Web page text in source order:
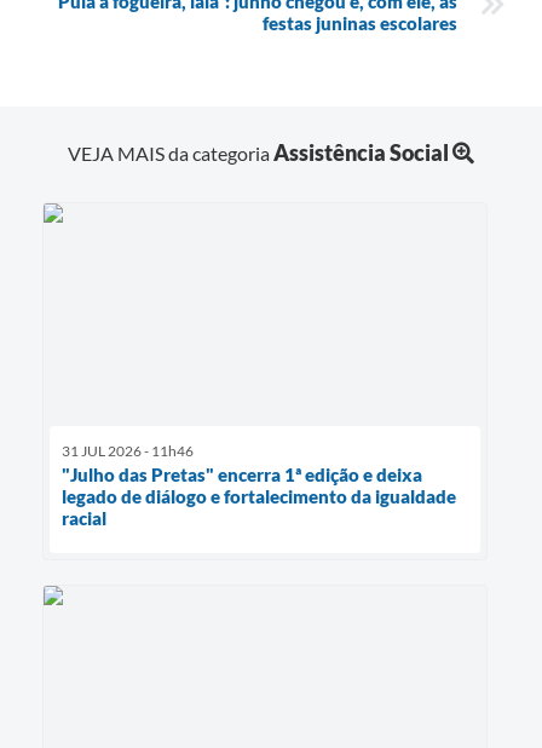
festas juninas escolares
VEJA MAIS da categoriaAssistência Social
31 JUL 2026 - 11h46
"Julho das Pretas" encerra 1ª edição e deixa
legado de diálogo e fortalecimento da igualdade
racial